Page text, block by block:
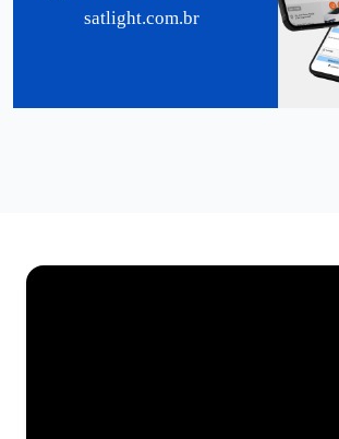
satlight.com.br